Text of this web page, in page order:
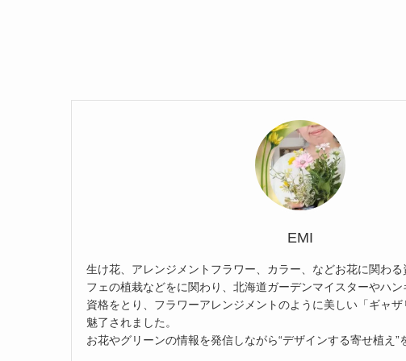
EMI
生け花、アレンジメントフラワー、カラー、などお花に関わる
フェの植栽などをに関わり、北海道ガーデンマイスターやハ
資格をとり、フラワーアレンジメントのように美しい「ギャ
魅了されました。
お花やグリーンの情報を発信しながら“デザインする寄せ植え”